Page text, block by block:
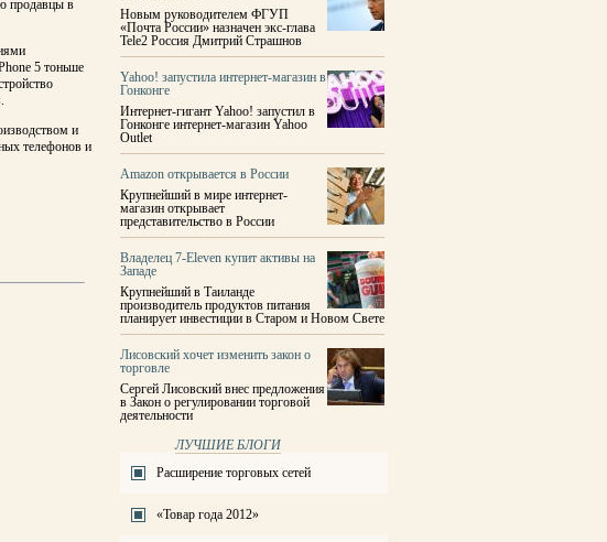
продавцы в
5 тоньше
и
телефонов и
Новым руководителем ФГУП
«Почта России» назначен экс-глава
Tele2 Россия Дмитрий Страшнов
Yahoo! запустила интернет-магазин в
Гонконге
Интернет-гигант Yahoo! запустил в
Гонконге интернет-магазин Yahoo
Outlet
Amazon открывается в России
Крупнейший в мире интернет-
магазин открывает
представительство в России
Владелец 7-Eleven купит активы на
Западе
Крупнейший в Таиланде
производитель продуктов питания
планирует инвестиции в Старом и Новом Свете
Лисовский хочет изменить закон о
торговле
Сергей Лисовский внес предложения
в Закон о регулировании торговой
деятельности
ЛУЧШИЕ БЛОГИ
Расширение торговых сетей
«Товар года 2012»